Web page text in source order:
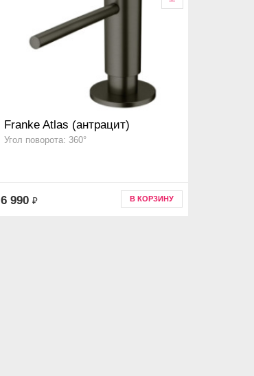
Franke Atlas (антрацит)
Угол поворота: 360°
6 990 ₽ В КОРЗИНУ